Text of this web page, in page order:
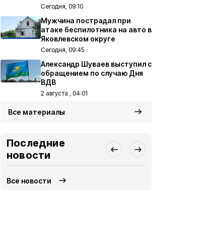
Сегодня, 09:10
Мужчина пострадал при
атаке беспилотника на авто в
Яковлевском округе
Сегодня, 09:45
Александр Шуваев выступил с
обращением по случаю Дня
ВДВ
2 августа , 04:01
Все материалы
Последние
новости
Все новости